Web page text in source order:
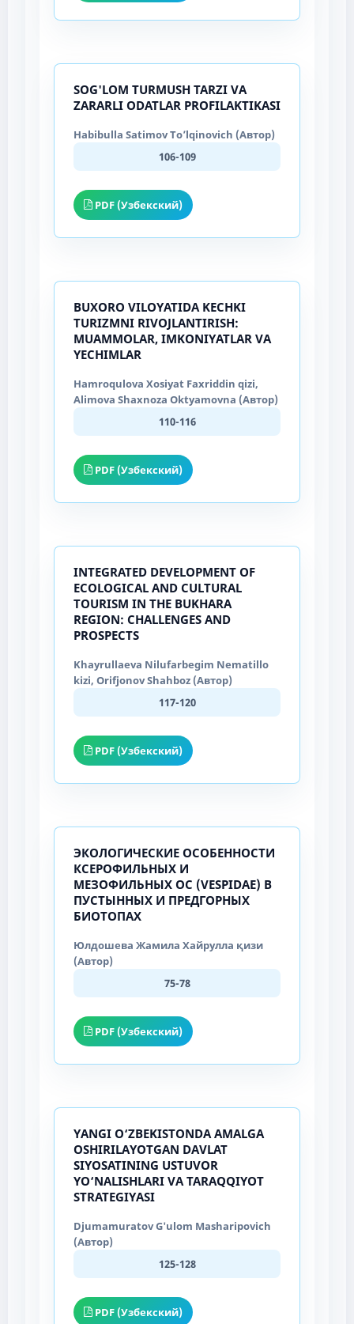
SOG'LOM TURMUSH TARZI VA
ZARARLI ODATLAR PROFILAKTIKASI
Habibulla Satimov To’lqinovich (Автор)
106-109
PDF (Узбекский)
BUXORO VILOYATIDA KECHKI
TURIZMNI RIVOJLANTIRISH:
MUAMMOLAR, IMKONIYATLAR VA
YECHIMLAR
Hamroqulova Xosiyat Faxriddin qizi,
Alimova Shaxnoza Oktyamovna (Автор)
110-116
PDF (Узбекский)
INTEGRATED DEVELOPMENT OF
ECOLOGICAL AND CULTURAL
TOURISM IN THE BUKHARA
REGION: CHALLENGES AND
PROSPECTS
Khayrullaeva Nilufarbegim Nematillo
kizi, Orifjonov Shahboz (Автор)
117-120
PDF (Узбекский)
ЭКОЛОГИЧЕСКИЕ ОСОБЕННОСТИ
КСЕРОФИЛЬНЫХ И
МЕЗОФИЛЬНЫХ ОС (VESPIDAE) В
ПУСТЫННЫХ И ПРЕДГОРНЫХ
БИОТОПАХ
Юлдошева Жамила Хайрулла қизи
(Автор)
75-78
PDF (Узбекский)
YANGI O‘ZBEKISTONDA AMALGA
OSHIRILAYOTGAN DAVLAT
SIYOSATINING USTUVOR
YO‘NALISHLARI VA TARAQQIYOT
STRATEGIYASI
Djumamuratov G'ulom Masharipovich
(Автор)
125-128
PDF (Узбекский)